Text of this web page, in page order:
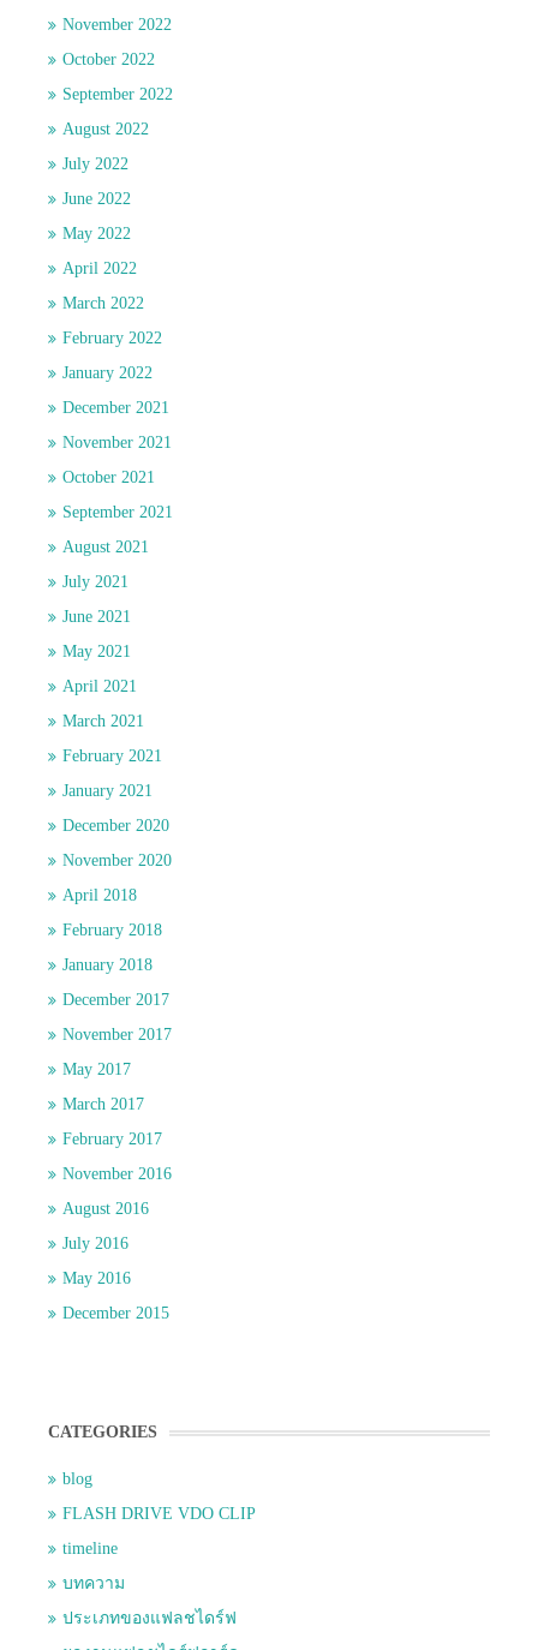
November 2022
October 2022
September 2022
August 2022
July 2022
June 2022
May 2022
April 2022
March 2022
February 2022
January 2022
December 2021
November 2021
October 2021
September 2021
August 2021
July 2021
June 2021
May 2021
April 2021
March 2021
February 2021
January 2021
December 2020
November 2020
April 2018
February 2018
January 2018
December 2017
November 2017
May 2017
March 2017
February 2017
November 2016
August 2016
July 2016
May 2016
December 2015
CATEGORIES
blog
FLASH DRIVE VDO CLIP
timeline
บทความ
ประเภทของแฟลชไดร์ฟ